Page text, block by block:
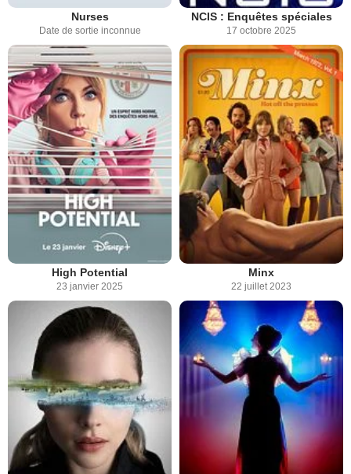
Nurses
Date de sortie inconnue
NCIS : Enquêtes spéciales
17 octobre 2025
High Potential
23 janvier 2025
Minx
22 juillet 2023